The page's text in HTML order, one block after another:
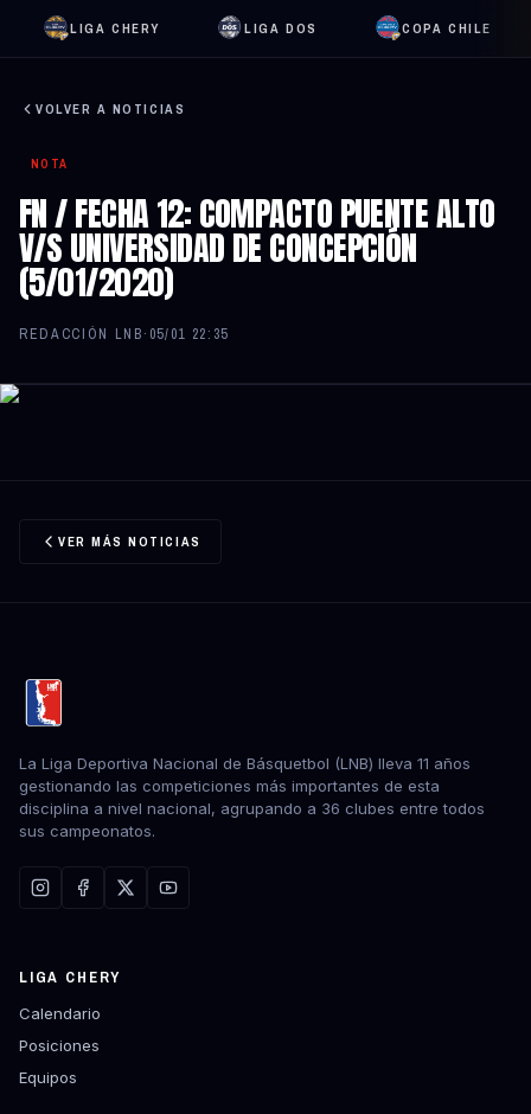
LIGA CHERY LIGA DOS COPA CHILE
VOLVER A NOTICIAS
NOTA
FN / FECHA 12: COMPACTO PUENTE ALTO
V/S UNIVERSIDAD DE CONCEPCIÓN
(5/01/2020)
REDACCIÓN LNB· 05/01 22:35
VER MÁS NOTICIAS
La Liga Deportiva Nacional de Básquetbol (LNB) lleva 11 años
gestionando las competiciones más importantes de esta
disciplina a nivel nacional, agrupando a 36 clubes entre todos
sus campeonatos.
LIGA CHERY
Calendario
Posiciones
Equipos